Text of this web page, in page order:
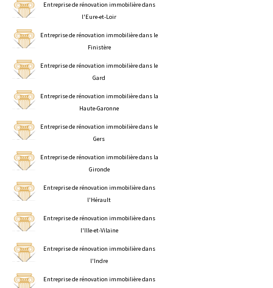
Entreprise de rénovation immobilière dans
l'Eure-et-Loir
Entreprise de rénovation immobilière dans le
Finistère
Entreprise de rénovation immobilière dans le
Gard
Entreprise de rénovation immobilière dans la
Haute-Garonne
Entreprise de rénovation immobilière dans le
Gers
Entreprise de rénovation immobilière dans la
Gironde
Entreprise de rénovation immobilière dans
l'Hérault
Entreprise de rénovation immobilière dans
l'Ille-et-Vilaine
Entreprise de rénovation immobilière dans
l'Indre
Entreprise de rénovation immobilière dans